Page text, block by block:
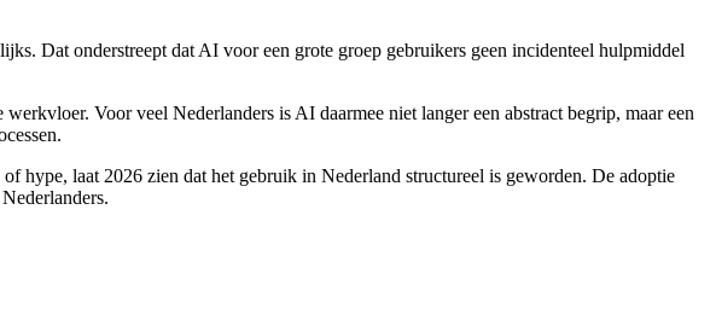
Dat onderstreept dat AI voor een grote groep gebruikers geen incidenteel hulpmiddel
Voor veel Nederlanders is AI daarmee niet langer een abstract begrip, maar een
hype, laat 2026 zien dat het gebruik in Nederland structureel is geworden. De adoptie